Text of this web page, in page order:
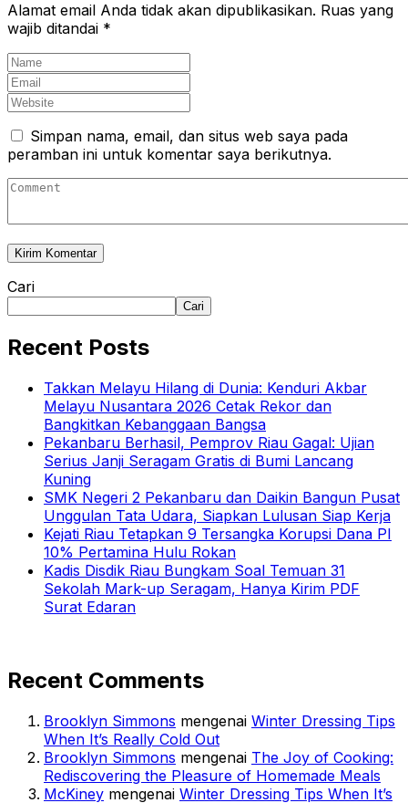
Alamat email Anda tidak akan dipublikasikan. Ruas yang
wajib ditandai *
Simpan nama, email, dan situs web saya pada
peramban ini untuk komentar saya berikutnya.
Cari
Cari
Recent Posts
Takkan Melayu Hilang di Dunia: Kenduri Akbar
Melayu Nusantara 2026 Cetak Rekor dan
Bangkitkan Kebanggaan Bangsa
Pekanbaru Berhasil, Pemprov Riau Gagal: Ujian
Serius Janji Seragam Gratis di Bumi Lancang
Kuning
SMK Negeri 2 Pekanbaru dan Daikin Bangun Pusat
Unggulan Tata Udara, Siapkan Lulusan Siap Kerja
Kejati Riau Tetapkan 9 Tersangka Korupsi Dana PI
10% Pertamina Hulu Rokan
Kadis Disdik Riau Bungkam Soal Temuan 31
Sekolah Mark-up Seragam, Hanya Kirim PDF
Surat Edaran
Recent Comments
Brooklyn Simmons mengenai Winter Dressing Tips
When It’s Really Cold Out
Brooklyn Simmons mengenai The Joy of Cooking:
Rediscovering the Pleasure of Homemade Meals
McKiney mengenai Winter Dressing Tips When It’s